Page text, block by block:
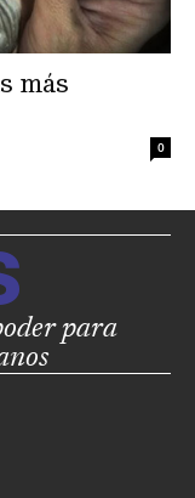
más
0
para